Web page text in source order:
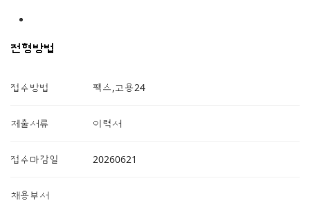
전형방법
접수방법 팩스,고용24
제출서류 이력서
접수마감일 20260621
채용부서